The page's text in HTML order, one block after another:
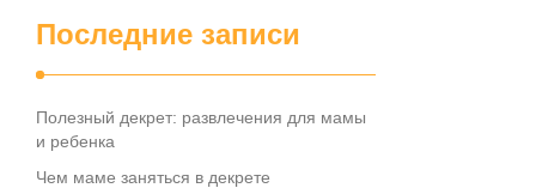
Последние записи
Полезный декрет: развлечения для мамы
и ребенка
Чем маме заняться в декрете